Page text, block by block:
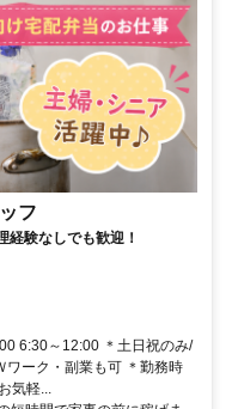
フ
経験なしでも歓迎！
6:30～12:00 ＊土日祝のみ/
ワーク・副業も可 ＊勤務時
気軽...